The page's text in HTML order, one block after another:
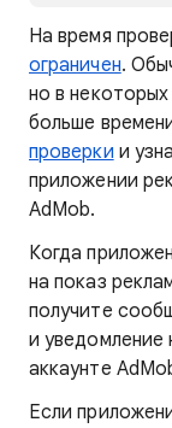
На время
ограничен.
но в
больше
проверки и
приложении
AdMob.
Когда
на показ
получите
и уведомление
аккаунте
Если